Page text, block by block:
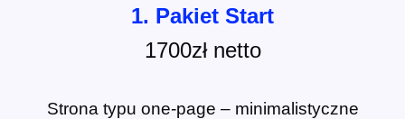
1. Pakiet Start
1700zł netto
Strona typu one-page – minimalistyczne